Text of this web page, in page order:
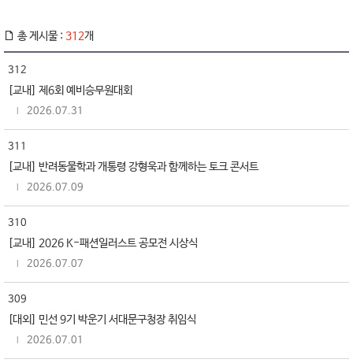
총 게시물 : 312개
312
[교내] 제6회 예비승무원대회
2026.07.31
311
[교내] 반려동물학과 개통령 강형욱과 함께하는 토크 콘서트
2026.07.09
310
[교내] 2026 K-패션일러스트 공모전 시상식
2026.07.07
309
[대외] 민선 9기 박운기 서대문구청장 취임식
2026.07.01